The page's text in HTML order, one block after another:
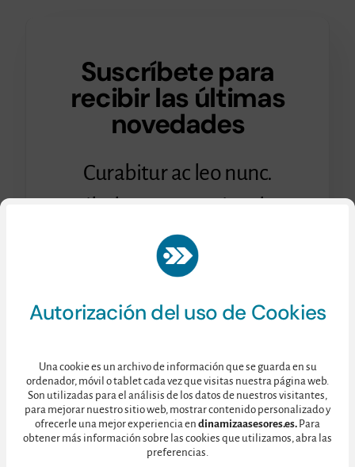
Autorización del uso de Cookies
Una cookie es un archivo de información que se guarda en su
ordenador, móvil o tablet cada vez que visitas nuestra página web.
Son utilizadas para el análisis de los datos de nuestros visitantes,
para mejorar nuestro sitio web, mostrar contenido personalizado y
ofrecerle una mejor experiencia en dinamizaasesores.es. Para
obtener más información sobre las cookies que utilizamos, abra las
preferencias.
Suscríbete para
recibir las últimas
novedades
Curabitur ac leo nunc.
Vestibulum et mauris vel ante
finibus maximus.